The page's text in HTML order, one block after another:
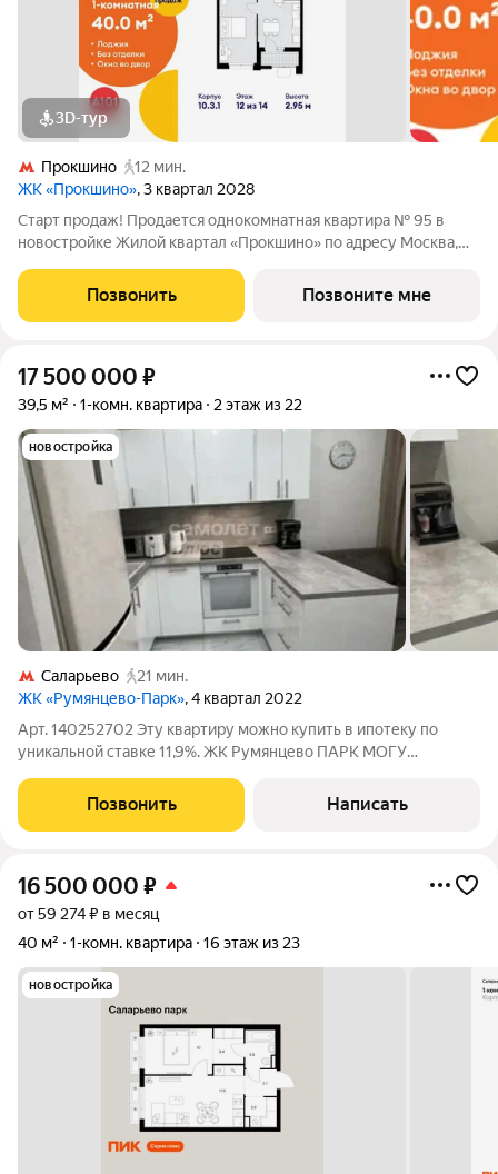
3D-тур
Прокшино
12 мин.
ЖК «Прокшино», 3 квартал 2028
Старт продаж! Продается однокомнатная квартира № 95 в
новостройке Жилой квартал «Прокшино» по адресу Москва,
Новомосковский административный округ, район Коммунарка,
ЖК Прокшино, 7.1.3. Общая площадь
Позвонить Позвоните мне
17 500 000 ₽
39,5 м² 1-комн. квартира 2 этаж из 22
новостройка
Саларьево
21 мин.
ЖК «Румянцево-Парк», 4 квартал 2022
Арт. 140252702 Эту квартиру можно купить в ипотеку по
уникальной ставке 11,9%. ЖК Румянцево ПАРК МОГУ
собственника. Куплена по ДДУ у застройщика. Альтернатива
подобрана. Юридически идеально прозрачная
Позвонить Написать
16 500 000 ₽
от 59 274 ₽ в месяц
40 м²
1-комн. квартира 16 этаж из 23
новостройка